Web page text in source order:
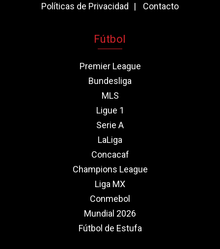
Políticas de Privacidad
Contacto
Fútbol
Premier League
Bundesliga
MLS
Ligue 1
Serie A
LaLiga
Concacaf
Champions League
Liga MX
Conmebol
Mundial 2026
Fútbol de Estufa